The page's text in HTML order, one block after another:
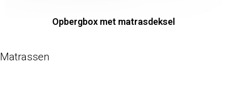
Opbergbox met matrasdeksel
Matrassen